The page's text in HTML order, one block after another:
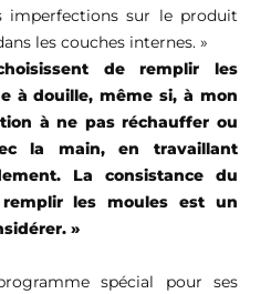
imperfections sur le produit
les couches internes. »
de remplir les
à douille, même si, à mon
à ne pas réchauffer ou
la main, en travaillant
La consistance du
les moules est un
»
spécial pour ses